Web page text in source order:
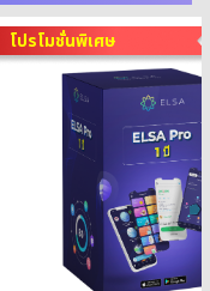
โปรโมชั่นพิเศษ